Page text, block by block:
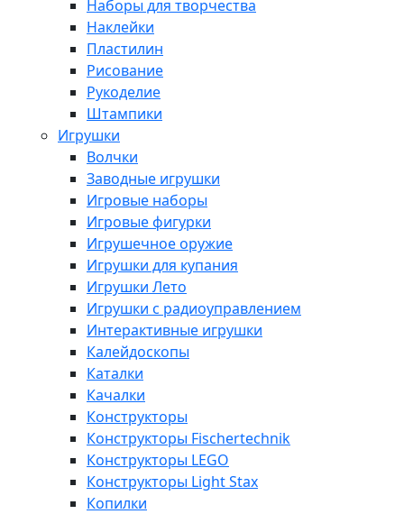
Наборы для творчества
Наклейки
Пластилин
Рисование
Рукоделие
Штампики
Игрушки
Волчки
Заводные игрушки
Игровые наборы
Игровые фигурки
Игрушечное оружие
Игрушки для купания
Игрушки Лето
Игрушки с радиоуправлением
Интерактивные игрушки
Калейдоскопы
Каталки
Качалки
Конструкторы
Конструкторы Fisсhertechnik
Конструкторы LEGO
Конструкторы Light Stax
Копилки